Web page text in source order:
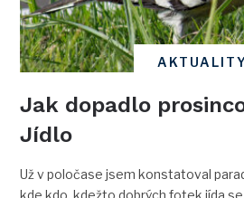
Jak dopadlo
Jídlo
Už v poločase jsem konstatoval